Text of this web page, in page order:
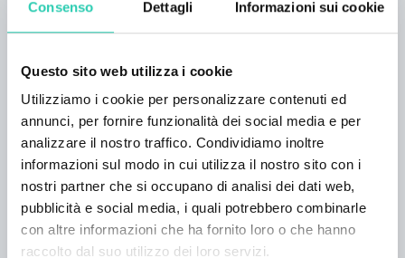
Consenso Dettagli Informazioni sui cookie
Questo sito web utilizza i cookie
Utilizziamo i cookie per personalizzare contenuti ed
annunci, per fornire funzionalità dei social media e per
analizzare il nostro traffico. Condividiamo inoltre
informazioni sul modo in cui utilizza il nostro sito con i
nostri partner che si occupano di analisi dei dati web,
pubblicità e social media, i quali potrebbero combinarle
con altre informazioni che ha fornito loro o che hanno
raccolto dal suo utilizzo dei loro servizi.
programma GO! 2025 & Friends sarà presentato
insieme al programma ufficiale e alle altre attività di
terrà martedì 10 dicembre a Gorizia, insieme al
GECT GO (Gruppo Europeo di Cooperazione
Territoriale), al Comune di Gorizia e alla Provincia
del Friuli Venezia Giulia. Presenteremo il programma
anche a Roma, poco prima dell'apertura della CEC.